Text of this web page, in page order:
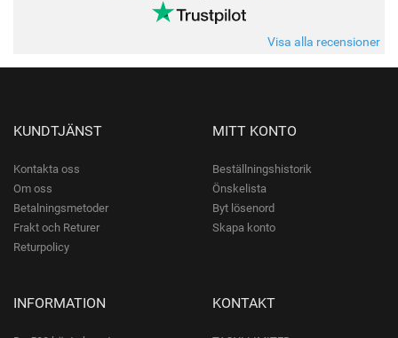
Visa alla recensioner
KUNDTJÄNST
Kontakta oss
Om oss
Betalningsmetoder
Frakt och Returer
Returpolicy
MITT KONTO
Beställningshistorik
Önskelista
Byt lösenord
Skapa konto
INFORMATION KONTAKT